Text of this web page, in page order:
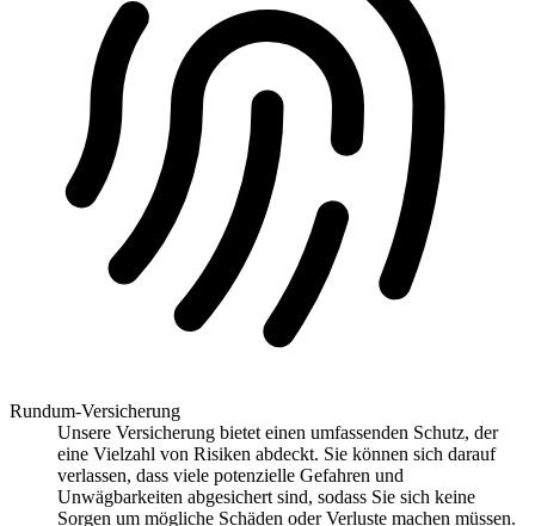
Rundum-Versicherung
Unsere Versicherung bietet einen umfassenden Schutz, der
eine Vielzahl von Risiken abdeckt. Sie können sich darauf
verlassen, dass viele potenzielle Gefahren und
Unwägbarkeiten abgesichert sind, sodass Sie sich keine
Sorgen um mögliche Schäden oder Verluste machen müssen.